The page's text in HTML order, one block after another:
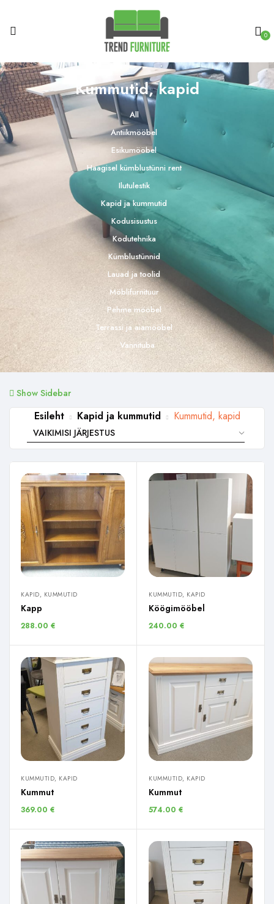
0
Kummutid, kapid
All
Antiikmööbel
Esikumööbel
Haagisel kümblustünni rent
Ilutulestik
Kapid ja kummutid
Kodusisustus
Kodutehnika
Kümblustünnid
Lauad ja toolid
Möblifurnituur
Pehme mööbel
Terrassi ja aiamööbel
Vannituba
Show Sidebar
Esileht Kapid ja kummutid Kummutid, kapid
KAPID, KUMMUTID
Kapp
288.00 €
KUMMUTID, KAPID
Köögimööbel
240.00 €
KUMMUTID, KAPID
Kummut
369.00 €
KUMMUTID, KAPID
Kummut
574.00 €